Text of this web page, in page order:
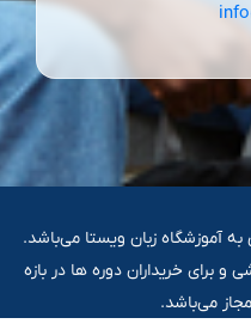
آموزشگاه زبان ویستا می‌باشد.
برای خریداران دوره ها در بازه
می‌باشد.